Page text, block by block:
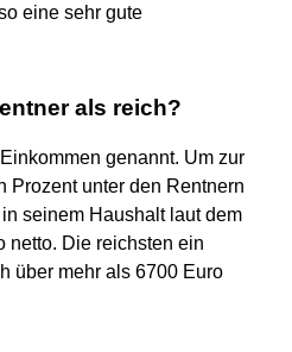
eine sehr gute
als reich?
genannt. Um zur
Prozent unter den Rentnern
seinem Haushalt laut dem
netto. Die reichsten ein
über mehr als 6700 Euro